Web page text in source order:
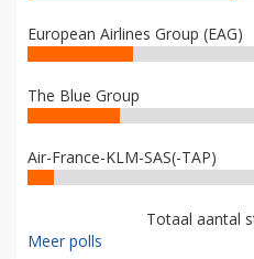
European Airlines Group (EAG)
The Blue Group
Air-France-KLM-SAS(-TAP)
Totaal aantal
Meer polls